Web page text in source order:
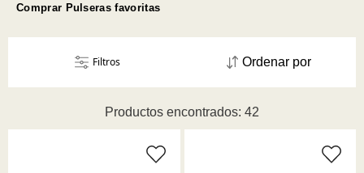
Comprar Pulseras favoritas
Productos encontrados: 42
Ordenar por
Filtros